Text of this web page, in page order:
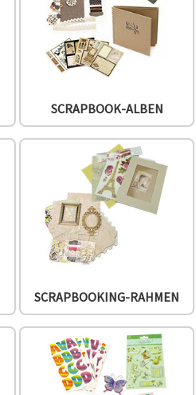
SCRAPBOOK-ALBEN
SCRAPBOOKING-RAHMEN